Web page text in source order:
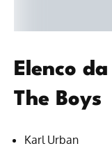
Elenco
The Boys
Karl Urban